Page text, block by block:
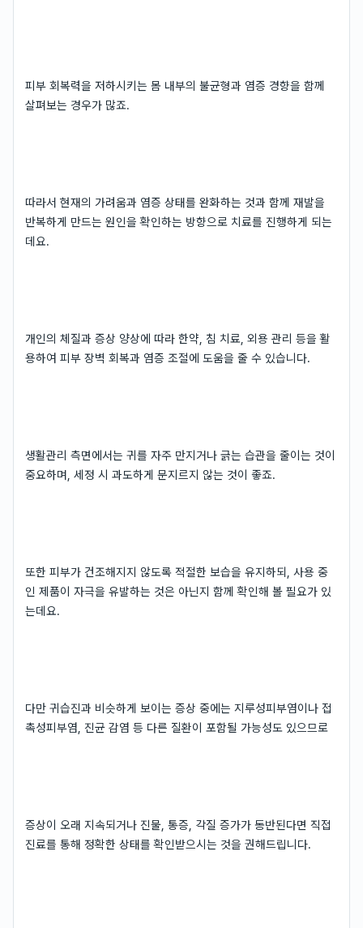
피부 회복력을 저하시키는 몸 내부의 불균형과 염증 경향을 함께
살펴보는 경우가 많죠.
따라서 현재의 가려움과 염증 상태를 완화하는 것과 함께 재발을
반복하게 만드는 원인을 확인하는 방향으로 치료를 진행하게 되는
데요.
개인의 체질과 증상 양상에 따라 한약, 침 치료, 외용 관리 등을 활
용하여 피부 장벽 회복과 염증 조절에 도움을 줄 수 있습니다.
생활관리 측면에서는 귀를 자주 만지거나 긁는 습관을 줄이는 것이
중요하며, 세정 시 과도하게 문지르지 않는 것이 좋죠.
또한 피부가 건조해지지 않도록 적절한 보습을 유지하되, 사용 중
인 제품이 자극을 유발하는 것은 아닌지 함께 확인해 볼 필요가 있
는데요.
다만 귀습진과 비슷하게 보이는 증상 중에는 지루성피부염이나 접
촉성피부염, 진균 감염 등 다른 질환이 포함될 가능성도 있으므로
증상이 오래 지속되거나 진물, 통증, 각질 증가가 동반된다면 직접
진료를 통해 정확한 상태를 확인받으시는 것을 권해드립니다.